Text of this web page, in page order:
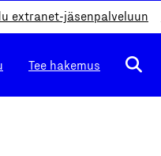
extranet-jäsenpalveluun
Tee hakemus